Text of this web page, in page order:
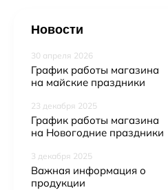
Новости
30 апреля 2026
График работы магазина
на майские праздники
23 декабря 2025
График работы магазина
на Новогодние праздники
3 декабря 2025
Важная информация о
продукции